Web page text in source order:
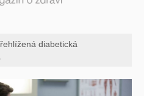
diabetická